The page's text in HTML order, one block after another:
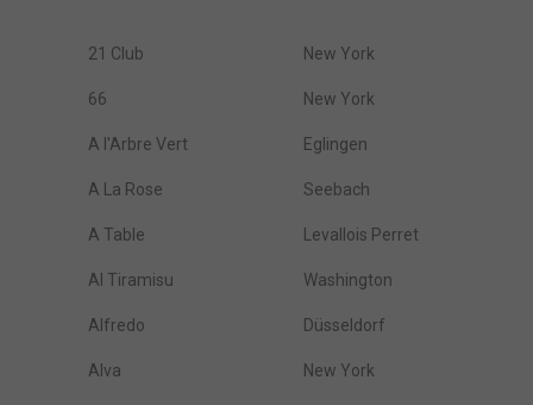
21 Club New York
66 New York
A l'Arbre Vert Eglingen
A La Rose Seebach
A Table Levallois Perret
Al Tiramisu Washington
Alfredo Düsseldorf
Alva New York